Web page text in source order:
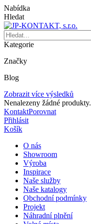
Nabídka
Hledat
Kategorie
Značky
Blog
Zobrazit více výsledků
Nenalezeny žádné produkty.
KontaktPorovnat
Přihlásit
Košík
O nás
Showroom
Výroba
Inspirace
Naše služby
Naše katalogy
Obchodní podmínky
Projekt
Náhradní plnění